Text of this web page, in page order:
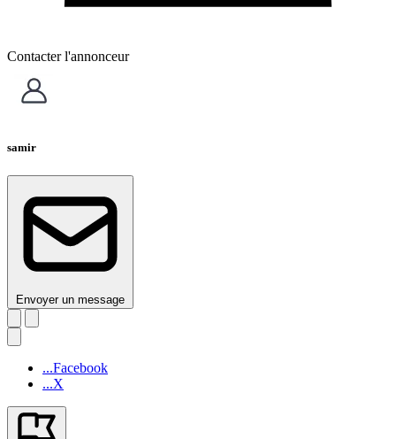
Contacter l'annonceur
samir
Envoyer un message
...Facebook
...X